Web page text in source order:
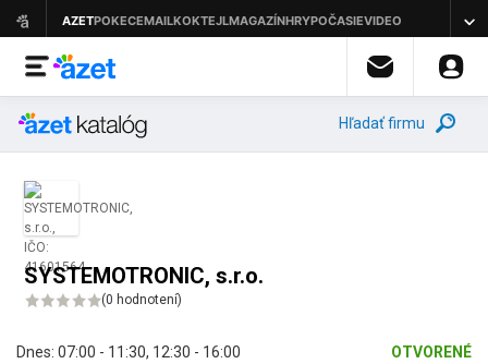
Hľadať firmu
SYSTEMOTRONIC, s.r.o.
(0 hodnotení)
Dnes: 07:00 - 11:30, 12:30 - 16:00 OTVORENÉ